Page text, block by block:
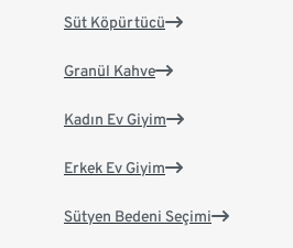
Süt Köpürtücü
Granül Kahve
Kadın Ev Giyim
Erkek Ev Giyim
Sütyen Bedeni Seçimi